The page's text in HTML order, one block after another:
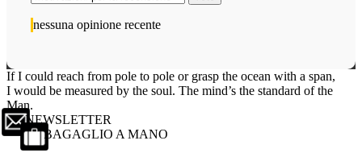
nessuna opinione recente
If I could reach from pole to pole or grasp the ocean with a span,
I would be measured by the soul. The mind’s the standard of the
Man.
NEWSLETTER
BAGAGLIO A MANO